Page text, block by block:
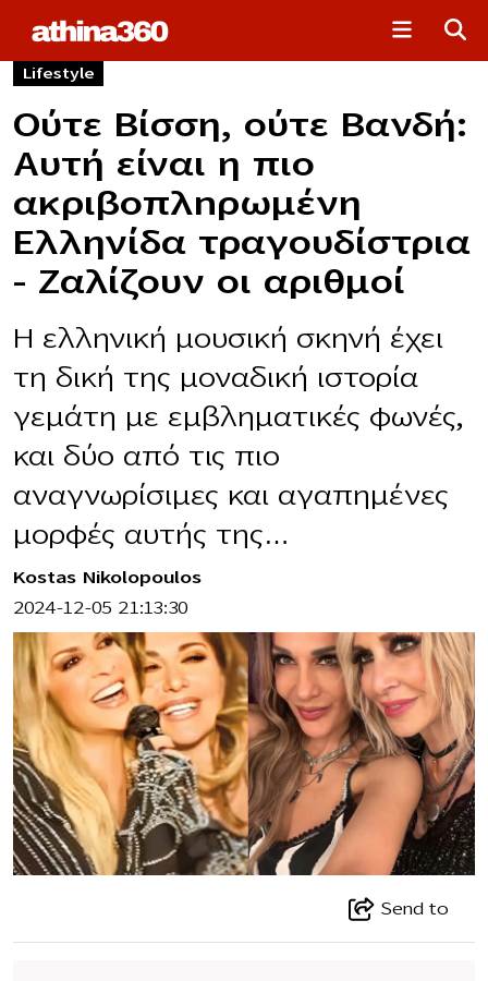
Lifestyle
Ούτε Βίσση, ούτε Βανδή:
Αυτή είναι η πιο
ακριβοπλnρωμένη
Ελληνίδα τραγουδίστρια
– Ζαλίζουν οι αριθμοί
Η ελληνική μουσική σκηνή έχει
τη δική της μοναδική ιστορία
γεμάτη με εμβληματικές φωνές,
και δύο από τις πιο
αναγνωρίσιμες και αγαπημένες
μορφές αυτής της…
Kostas Nikolopoulos
2024-12-05 21:13:30
Send to